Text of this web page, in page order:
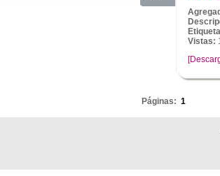
Vistas:
Páginas: 1